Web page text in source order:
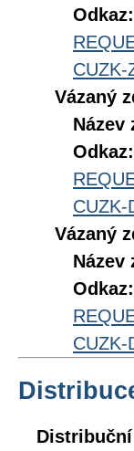
Odkaz:
CUZK-
Vázaný
Název
Odkaz:
CUZK-
Vázaný
Název
Odkaz:
CUZK-